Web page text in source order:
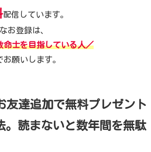
配信しています。
お登録は、
命士を目指している人／
お願いします。
友達追加で無料プレゼント
。読まないと数年間を無駄